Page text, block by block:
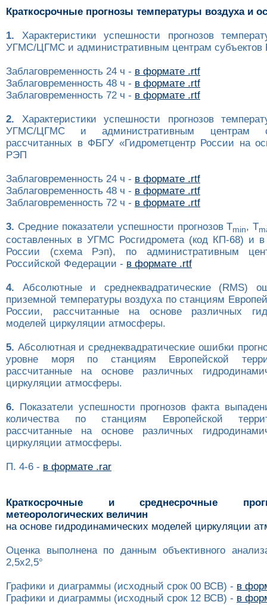
Краткосрочные прогнозы температуры воздуха и
1. Характеристики успешности прогнозов
УГМС/ЦГМС и административным центрам субъектов
Заблаговременность 24 ч - в формате .rtf
Заблаговременность 48 ч - в формате .rtf
Заблаговременность 72 ч - в формате .rtf
2. Характеристики успешности прогнозов
УГМС/ЦГМС и административным центрам
рассчитанных в ФБГУ «Гидрометцентр России на
РЭП
Заблаговременность 24 ч - в формате .rtf
Заблаговременность 48 ч - в формате .rtf
Заблаговременность 72 ч - в формате .rtf
3. Средние показатели успешности прогнозов Tmin, T
составленных в УГМС Росгидромета (код КП-68) и в
России (схема Рэп), по административным
Российской Федерации - в формате .rtf
4. Абсолютные и среднеквадратические (RMS)
приземной температуры воздуха по станциям
России, рассчитанные на основе различных
моделей циркуляции атмосферы.
5. Абсолютная и среднеквадратические ошибки
уровне моря по станциям Европейской
рассчитанные на основе различных
циркуляции атмосферы.
6. Показатели успешности прогнозов факта
количества по станциям Европейской
рассчитанные на основе различных
циркуляции атмосферы.
П. 4-6 - в формате .rar
Краткосрочные и среднесрочные
метеорологических величин
на основе гидродинамических моделей циркуляции
Оценка выполнена по данным объективного
2,5x2,5°
Графики и диаграммы (исходный срок 00 ВСВ) - в
Графики и диаграммы (исходный срок 12 ВСВ) - в